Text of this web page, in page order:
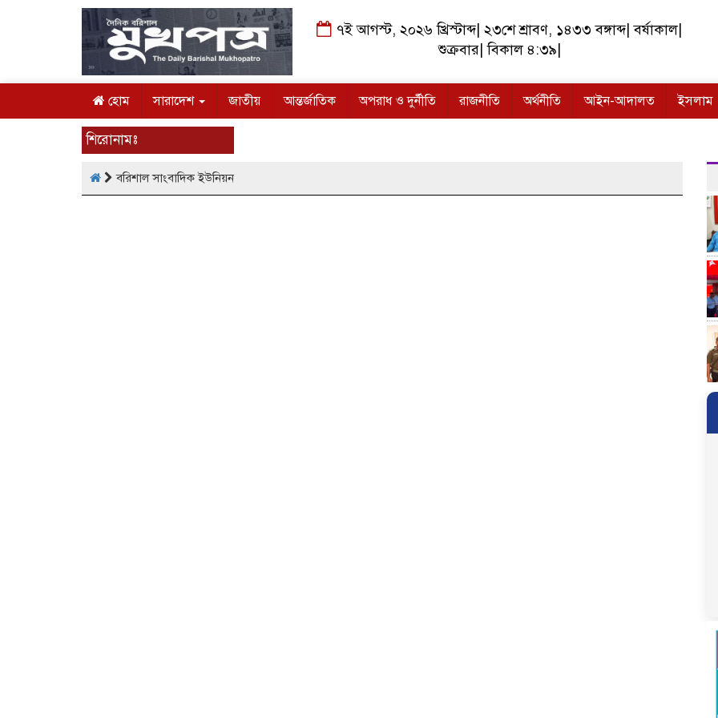
৭ই আগস্ট, ২০২৬ খ্রিস্টাব্দ| ২৩শে শ্রাবণ, ১৪৩৩ বঙ্গাব্দ| বর্ষাকাল|
শুক্রবার| বিকাল ৪:৩৯|
হোম সারাদেশ জাতীয় আন্তর্জাতিক অপরাধ ও দুর্নীতি রাজনীতি অর্থনীতি আইন-আদালত ইসলাম
শিরোনামঃ
বরিশাল সাংবাদিক ইউনিয়ন